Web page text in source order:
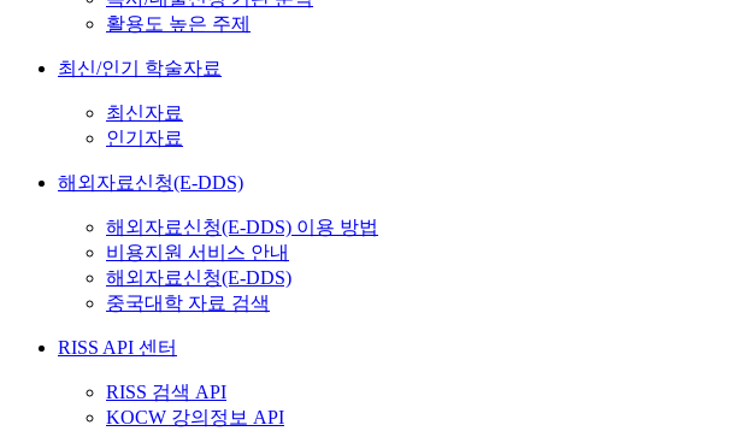
활용도 높은 주제
최신/인기 학술자료
최신자료
인기자료
해외자료신청(E-DDS)
해외자료신청(E-DDS) 이용 방법
비용지원 서비스 안내
해외자료신청(E-DDS)
중국대학 자료 검색
RISS API 센터
RISS 검색 API
KOCW 강의정보 API